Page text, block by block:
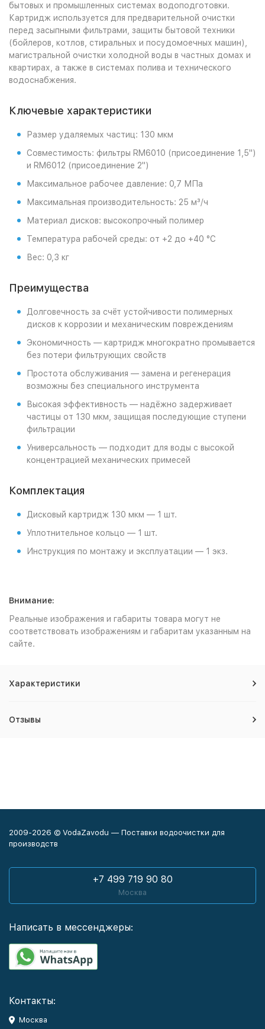
бытовых и промышленных системах водоподготовки.
Картридж используется для предварительной очистки
перед засыпными фильтрами, защиты бытовой техники
(бойлеров, котлов, стиральных и посудомоечных машин),
магистральной очистки холодной воды в частных домах и
квартирах, а также в системах полива и технического
водоснабжения.
Ключевые характеристики
Размер удаляемых частиц: 130 мкм
Совместимость: фильтры RM6010 (присоединение 1,5'')
и RM6012 (присоединение 2'')
Максимальное рабочее давление: 0,7 МПа
Максимальная производительность: 25 м³/ч
Материал дисков: высокопрочный полимер
Температура рабочей среды: от +2 до +40 °C
Вес: 0,3 кг
Преимущества
Долговечность за счёт устойчивости полимерных
дисков к коррозии и механическим повреждениям
Экономичность — картридж многократно промывается
без потери фильтрующих свойств
Простота обслуживания — замена и регенерация
возможны без специального инструмента
Высокая эффективность — надёжно задерживает
частицы от 130 мкм, защищая последующие ступени
фильтрации
Универсальность — подходит для воды с высокой
концентрацией механических примесей
Комплектация
Дисковый картридж 130 мкм — 1 шт.
Уплотнительное кольцо — 1 шт.
Инструкция по монтажу и эксплуатации — 1 экз.
Внимание:
Реальные изображения и габариты товара могут не
соответствовать изображениям и габаритам указанным на
сайте.
Характеристики
Отзывы
2009-2026 © VodaZavodu — Поставки водоочистки для
производств
+7 499 719 90 80
Москва
Написать в мессенджеры:
Контакты:
Москва